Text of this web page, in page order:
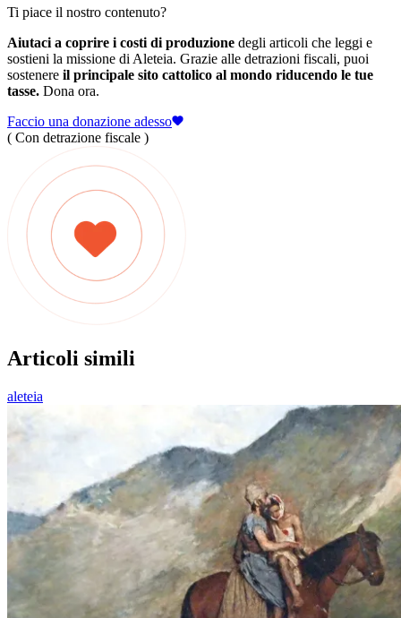
Ti piace il nostro contenuto?
Aiutaci a coprire i costi di produzione degli articoli che leggi e
sostieni la missione di Aleteia. Grazie alle detrazioni fiscali, puoi
sostenere il principale sito cattolico al mondo riducendo le tue
tasse. Dona ora.
Faccio una donazione adesso
( Con detrazione fiscale )
Articoli simili
aleteia